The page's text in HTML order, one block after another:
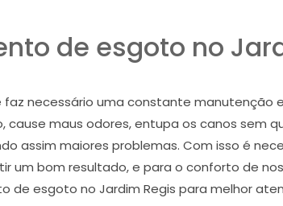
de esgoto no
necessário uma constante manutenção
maus odores, entupa os canos sem
assim maiores problemas. Com isso é
um bom resultado, e para o conforto de
de esgoto no Jardim Regis para melhor